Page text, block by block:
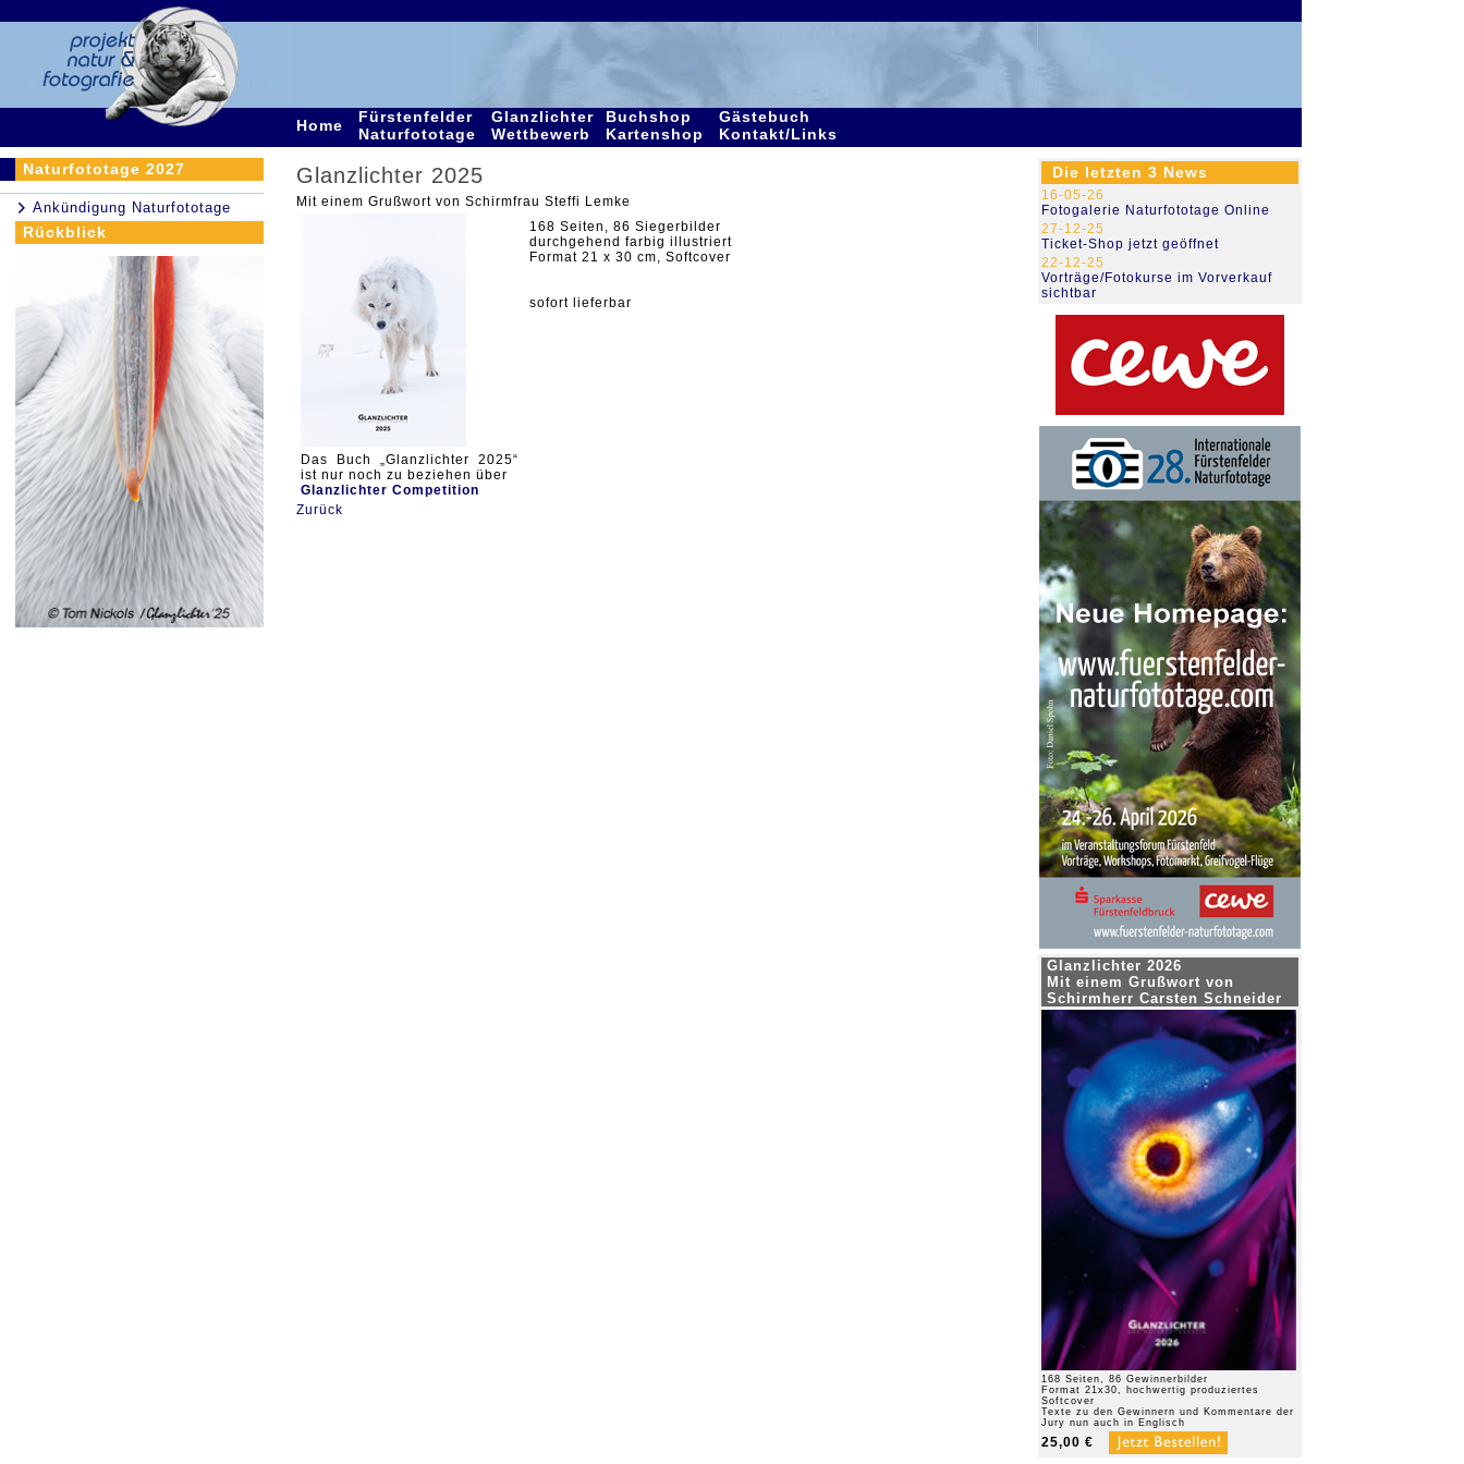
Home
Fürstenfelder
Naturfototage
Glanzlichter
Wettbewerb
Buchshop
Kartenshop
Gästebuch
Kontakt/Links
Naturfototage 2027
Ankündigung Naturfototage
Rückblick
Glanzlichter 2025
Mit einem Grußwort von Schirmfrau Steffi Lemke
Das Buch „Glanzlichter 2025“
ist nur noch zu beziehen über
Glanzlichter Competition
168 Seiten, 86 Siegerbilder
durchgehend farbig illustriert
Format 21 x 30 cm, Softcover
sofort lieferbar
Zurück
Die letzten 3 News
16-05-26
Fotogalerie Naturfototage Online
27-12-25
Ticket-Shop jetzt geöffnet
22-12-25
Vorträge/Fotokurse im Vorverkauf
sichtbar
Glanzlichter 2026
Mit einem Grußwort von
Schirmherr Carsten Schneider
168 Seiten, 86 Gewinnerbilder
Format 21x30, hochwertig produziertes
Softcover
Texte zu den Gewinnern und Kommentare der
Jury nun auch in Englisch
25,00 €